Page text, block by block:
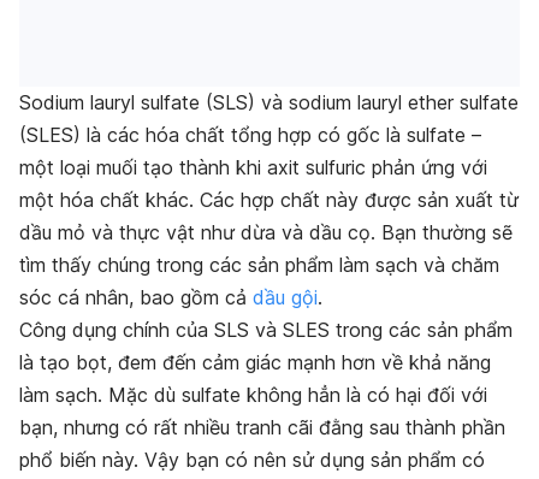
Sodium lauryl sulfate (SLS) và sodium lauryl ether sulfate
(SLES) là các hóa chất tổng hợp có gốc là sulfate –
một loại muối tạo thành khi axit sulfuric phản ứng với
một hóa chất khác. Các hợp chất này được sản xuất từ
dầu mỏ và thực vật như dừa và dầu cọ. Bạn thường sẽ
tìm thấy chúng trong các sản phẩm làm sạch và chăm
sóc cá nhân, bao gồm cả dầu gội.
Công dụng chính của SLS và SLES trong các sản phẩm
là tạo bọt, đem đến cảm giác mạnh hơn về khả năng
làm sạch. Mặc dù sulfate không hẳn là có hại đối với
bạn, nhưng có rất nhiều tranh cãi đằng sau thành phần
phổ biến này. Vậy bạn có nên sử dụng sản phẩm có